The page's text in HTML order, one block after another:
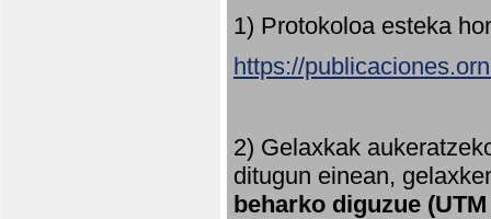
1) Protokoloa esteka
https://
2) Gelaxkak
ditugun einean,
beharko diguzue